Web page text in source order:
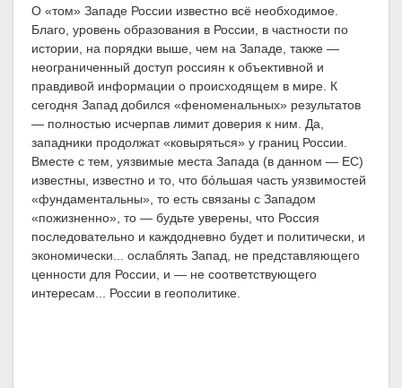
О «том» Западе России известно всё необходимое.
Благо, уровень образования в России, в частности по
истории, на порядки выше, чем на Западе, также —
неограниченный доступ россиян к объективной и
правдивой информации о происходящем в мире. К
сегодня Запад добился «феноменальных» результатов
— полностью исчерпав лимит доверия к ним. Да,
западники продолжат «ковыряться» у границ России.
Вместе с тем, уязвимые места Запада (в данном — ЕС)
известны, известно и то, что бóльшая часть уязвимостей
«фундаментальны», то есть связаны с Западом
«пожизненно», то — будьте уверены, что Россия
последовательно и каждодневно будет и политически, и
экономически... ослаблять Запад, не представляющего
ценности для России, и — не соответствующего
интересам... России в геополитике.